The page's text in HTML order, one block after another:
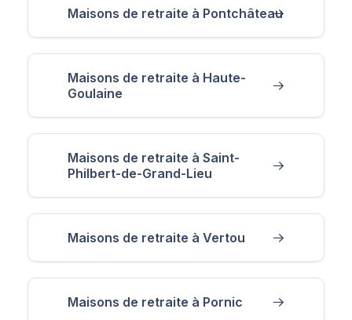
Maisons de retraite à Pontchâteau
Maisons de retraite à Haute-
Goulaine
Maisons de retraite à Saint-
Philbert-de-Grand-Lieu
Maisons de retraite à Vertou
Maisons de retraite à Pornic